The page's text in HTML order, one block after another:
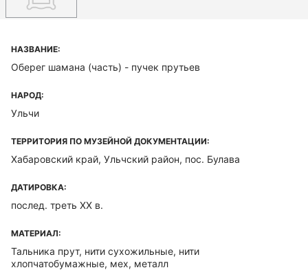
НАЗВАНИЕ:
Оберег шамана (часть) - пучек прутьев
НАРОД:
Ульчи
ТЕРРИТОРИЯ ПО МУЗЕЙНОЙ ДОКУМЕНТАЦИИ:
Хабаровский край, Ульчский район, пос. Булава
ДАТИРОВКА:
послед. треть XX в.
МАТЕРИАЛ:
Тальника прут, нити сухожильные, нити
хлопчатобумажные, мех, металл